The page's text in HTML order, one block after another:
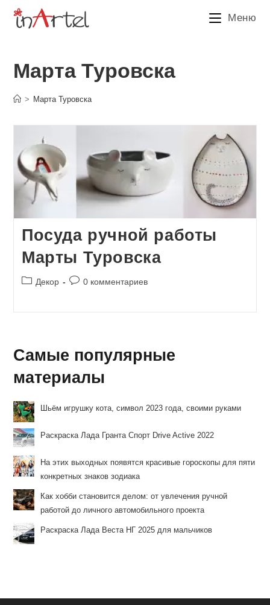
Перейти
Меню
Марта Туровска
> Марта Туровска
Посуда ручной работы
Марты Туровска
Рубрика
Декор
Комментарии
0 комментариев
Самые популярные
материалы
Шьём игрушку кота, символ 2023 года, своими руками
Раскраска Лада Гранта Спорт Drive Active 2022
На этих выходных появятся красивые гороскопы для пяти
конкретных знаков зодиака
Как хобби становится делом: от увлечения ручной
работой до личного автомобильного проекта
Раскраска Лада Веста НГ 2025 для мальчиков